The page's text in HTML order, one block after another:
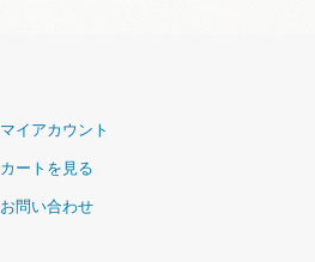
マイアカウント
カートを見る
お問い合わせ